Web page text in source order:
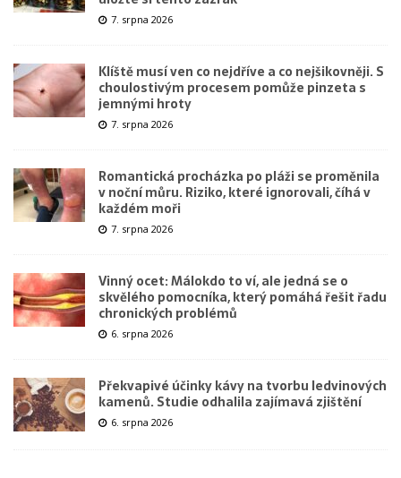
7. srpna 2026
Klíště musí ven co nejdříve a co nejšikovněji. S
choulostivým procesem pomůže pinzeta s
jemnými hroty
7. srpna 2026
Romantická procházka po pláži se proměnila
v noční můru. Riziko, které ignorovali, číhá v
každém moři
7. srpna 2026
Vinný ocet: Málokdo to ví, ale jedná se o
skvělého pomocníka, který pomáhá řešit řadu
chronických problémů
6. srpna 2026
Překvapivé účinky kávy na tvorbu ledvinových
kamenů. Studie odhalila zajímavá zjištění
6. srpna 2026